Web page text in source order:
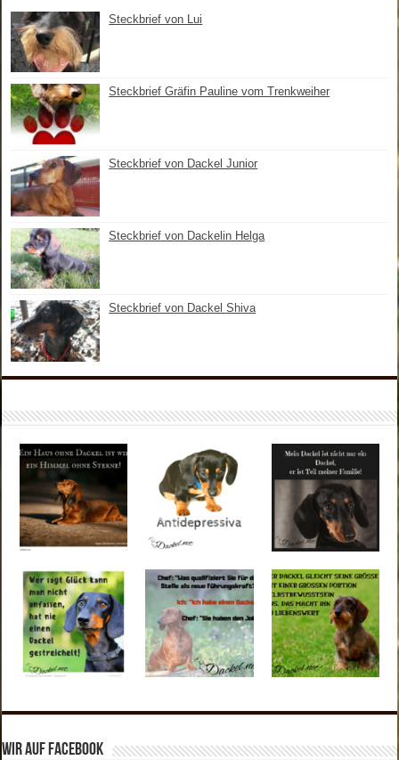
Steckbrief von Lui
Steckbrief Gräfin Pauline vom Trenkweiher
Steckbrief von Dackel Junior
Steckbrief von Dackelin Helga
Steckbrief von Dackel Shiva
Wir auf Facebook